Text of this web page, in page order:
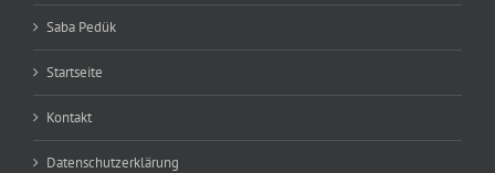
Saba Pedük
Startseite
Kontakt
Datenschutzerklärung